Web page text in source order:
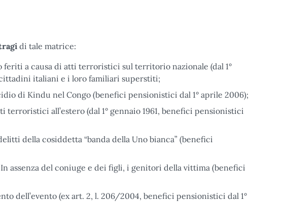
di tale matrice:
a causa di atti terroristici sul territorio nazionale (dal 1°
cittadini italiani e i loro familiari superstiti;
di Kindu nel Congo (benefici pensionistici dal 1° aprile 2006);
all’estero (dal 1° gennaio 1961, benefici pensionistici
della cosiddetta “banda della Uno bianca” (benefici
assenza del coniuge e dei figli, i genitori della vittima (benefici
dell’evento (ex art. 2, l. 206/2004, benefici pensionistici dal 1°